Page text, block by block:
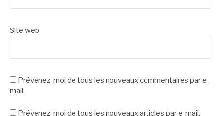
Site web
Prévenez-moi de tous les nouveaux commentaires par e-
mail.
Prévenez-moi de tous les nouveaux articles par e-mail.